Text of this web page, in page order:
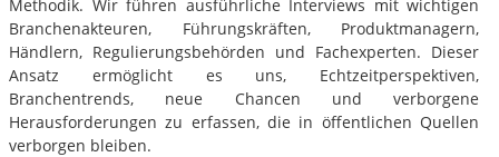
Methodik. Wir führen ausführliche Interviews mit wichtigen
Branchenakteuren, Führungskräften, Produktmanagern,
Händlern, Regulierungsbehörden und Fachexperten. Dieser
Ansatz ermöglicht es uns, Echtzeitperspektiven,
Branchentrends, neue Chancen und verborgene
Herausforderungen zu erfassen, die in öffentlichen Quellen
verborgen bleiben.